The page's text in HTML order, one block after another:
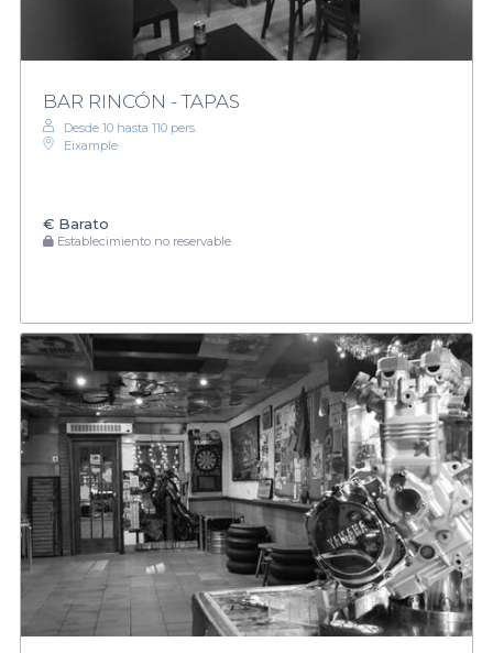
BAR RINCÓN - TAPAS
Desde 10 hasta 110 pers.
Eixample
€ Barato
Establecimiento no reservable